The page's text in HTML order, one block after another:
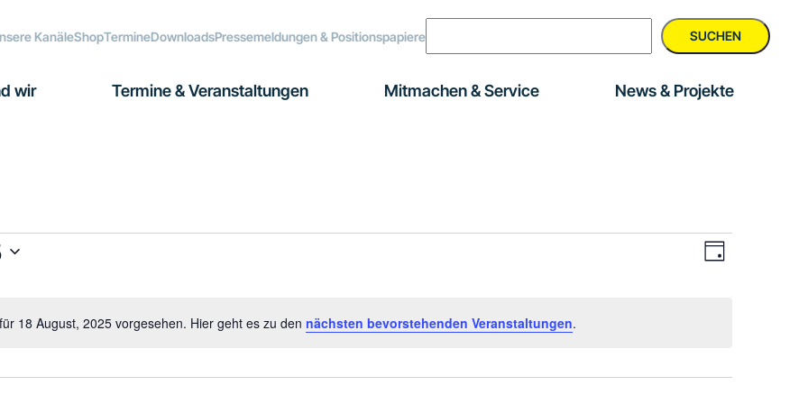
KanäleShopTermineDownloadsPressemeldungen & Positionspapiere SUCHEN
wir Termine & Veranstaltungen Mitmachen & Service News & Projekte
Hinweis
18 August, 2025 vorgesehen. Hier geht es zu den nächsten bevorstehenden Veranstaltungen.
Tag